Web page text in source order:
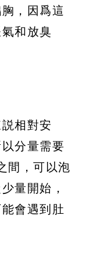
，因爲這
和放臭
相對安
分量需要
間，可以泡
量開始，
會遇到肚